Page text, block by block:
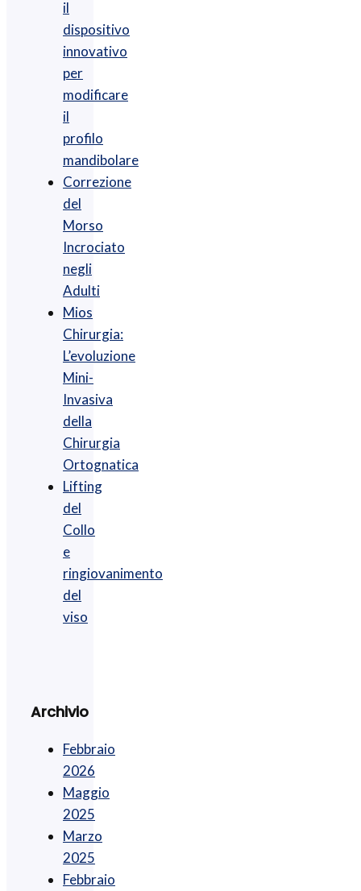
il
dispositivo
innovativo
per
modificare
il
profilo
mandibolare
Correzione
del
Morso
Incrociato
negli
Adulti
Mios
Chirurgia :
L’evoluzione
Mini-
Invasiva
della
Chirurgia
Ortognatica
Lifting
del
Collo
e
ringiovanimento
del
viso
Archivio
Febbraio
2026
Maggio
2025
Marzo
2025
Febbraio